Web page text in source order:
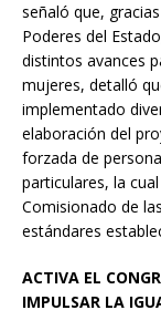
señaló que,
Poderes del
distintos avances
mujeres, detalló
implementado
elaboración del
forzada de
particulares, la
Comisionado de
estándares
ACTIVA EL
IMPULSAR LA